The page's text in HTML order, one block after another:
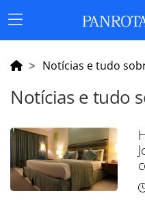
Menu
Principal
Notícias e tudo
Notícias e tudo